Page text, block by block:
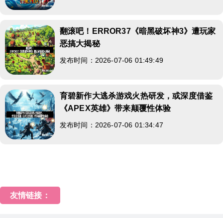
翻滚吧！ERROR37《暗黑破坏神3》遭玩家
恶搞大揭秘
发布时间：2026-07-06 01:49:49
育碧新作大逃杀游戏火热研发，或深度借鉴
《APEX英雄》带来颠覆性体验
发布时间：2026-07-06 01:34:47
友情链接：